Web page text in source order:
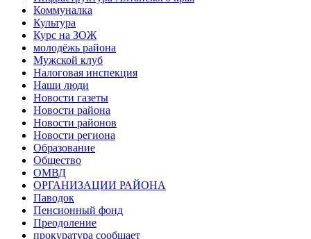
Коммуналка
Культура
Курс на ЗОЖ
молодёжь района
Мужской клуб
Налоговая инспекция
Наши люди
Новости газеты
Новости района
Новости районов
Новости региона
Образование
Общество
ОМВД
ОРГАНИЗАЦИИ РАЙОНА
Паводок
Пенсионный фонд
Преодоление
прокуратура сообщает